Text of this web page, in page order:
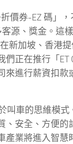
價券-EZ 碼」
源、獎金。這
新加坡、香港
正在推行「ET
進行薪資扣
叫車的思維模
安全、方便
業將進入智慧